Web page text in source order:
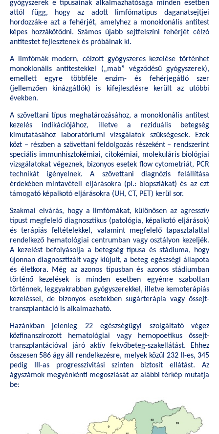
gyógyszerek e típusainak alkalmazhatósága minden esetben
attól függ, hogy az adott limfómatípus daganatsejtjei
hordozzák-e azt a fehérjét, amelyhez a monoklonális antitest
képes hozzákötődni. Számos újabb sejtfelszíni fehérjét célzó
antitestet fejlesztenek és próbálnak ki.
A limfómák modern, célzott gyógyszeres kezelése történhet
monoklonális antitestekkel („mab” végződésű gyógyszerek),
emellett egyre többféle enzim- és fehérjegátló szer
(jellemzően kinázgátlók) is kifejlesztésre került az utóbbi
években.
A szövettani típus meghatározásához, a monoklonális antitest
kezelés indikációjához, illetve a reziduális betegség
kimutatásához laboratóriumi vizsgálatok szükségesek. Ezek
közt – részben a szövettani feldolgozás részeként – rendszerint
speciális immunhisztokémiai, citokémiai, molekuláris biológiai
vizsgálatokat végeznek, bizonyos esetek flow cytometriát, PCR
technikát igényelnek. A szövettani diagnózis felállítása
érdekében mintavételi eljárásokra (pl.: biopsziákat) és az ezt
támogató képalkotó eljárásokra (UH, CT, PET) kerül sor.
Szakmai elvárás, hogy a limfómákat, különösen az agresszív
típust megfelelő diagnosztikus (patológia, képalkotó eljárások)
és terápiás feltételekkel, valamint megfelelő tapasztalattal
rendelkező hematológiai centrumban vagy osztályon kezeljék.
A kezelést befolyásolja a betegség típusa és stádiuma, hogy
újonnan diagnosztizált vagy kiújult, a beteg egészségi állapota
és életkora. Még az azonos típusban és azonos stádiumban
történő kezelések is minden esetben egyénre szabottan
történnek, leggyakrabban gyógyszerekkel, illetve kemoterápiás
kezeléssel, de bizonyos esetekben sugárterápia vagy őssejt-
transzplantáció is alkalmazható.
Hazánkban jelenleg 22 egészségügyi szolgáltató végez
közfinanszírozott hematológiai vagy hemopoetikus őssejt-
transzplantációval járó aktív fekvőbeteg-szakellátást. Ehhez
összesen 586 ágy áll rendelkezésre, melyek közül 232 II-es, 345
pedig III-as progresszivitási szinten biztosít ellátást. Az
ágyszámok megyénkénti megoszlását az alábbi térkép mutatja
be: